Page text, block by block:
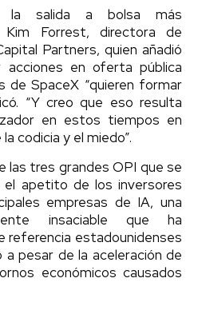
la salida a bolsa más
Kim Forrest, directora de
Partners, quien añadió
en oferta pública
de SpaceX “quieren formar
“Y creo que eso resulta
en estos tiempos en
codicia y el miedo”.
las tres grandes OPI que se
el apetito de los inversores
empresas de IA, una
insaciable que ha
referencia estadounidenses
pesar de la aceleración de
económicos causados